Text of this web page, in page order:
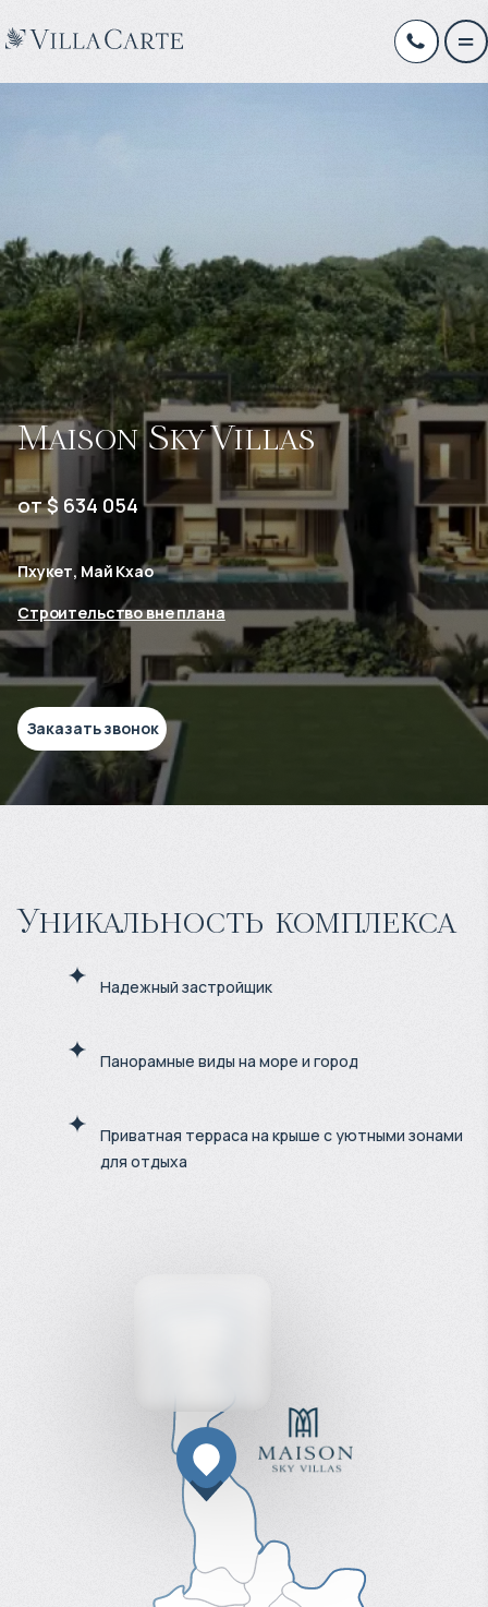
Maison Sky Villas
от $ 634 054
Пхукет, Май Кхао
Строительство вне плана
Заказать звонок
Уникальность комплекса
Надежный застройщик
Панорамные виды на море и город
Приватная терраса на крыше с уютными зонами
для отдыха